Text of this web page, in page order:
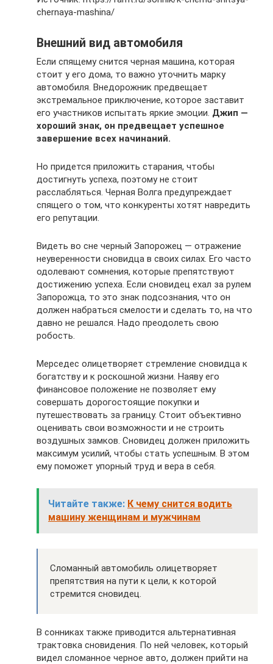
chernaya-mashina/
Внешний вид автомобиля
Если спящему снится черная машина, которая
стоит у его дома, то важно уточнить марку
автомобиля. Внедорожник предвещает
экстремальное приключение, которое заставит
его участников испытать яркие эмоции. Джип —
хороший знак, он предвещает успешное
завершение всех начинаний.
Но придется приложить старания, чтобы
достигнуть успеха, поэтому не стоит
расслабляться. Черная Волга предупреждает
спящего о том, что конкуренты хотят навредить
его репутации.
Видеть во сне черный Запорожец — отражение
неуверенности сновидца в своих силах. Его часто
одолевают сомнения, которые препятствуют
достижению успеха. Если сновидец ехал за рулем
Запорожца, то это знак подсознания, что он
должен набраться смелости и сделать то, на что
давно не решался. Надо преодолеть свою
робость.
Мерседес олицетворяет стремление сновидца к
богатству и к роскошной жизни. Наяву его
финансовое положение не позволяет ему
совершать дорогостоящие покупки и
путешествовать за границу. Стоит объективно
оценивать свои возможности и не строить
воздушных замков. Сновидец должен приложить
максимум усилий, чтобы стать успешным. В этом
ему поможет упорный труд и вера в себя.
Читайте также: К чему снится водить
машину женщинам и мужчинам
Сломанный автомобиль олицетворяет
препятствия на пути к цели, к которой
стремится сновидец.
В сонниках также приводится альтернативная
трактовка сновидения. По ней человек, который
видел сломанное черное авто, должен прийти на